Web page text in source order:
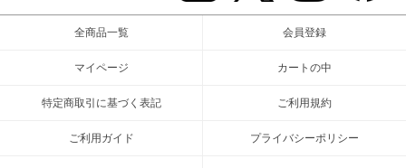
全商品一覧 会員登録
マイページ カートの中
特定商取引に基づく表記 ご利用規約
ご利用ガイド プライバシーポリシー